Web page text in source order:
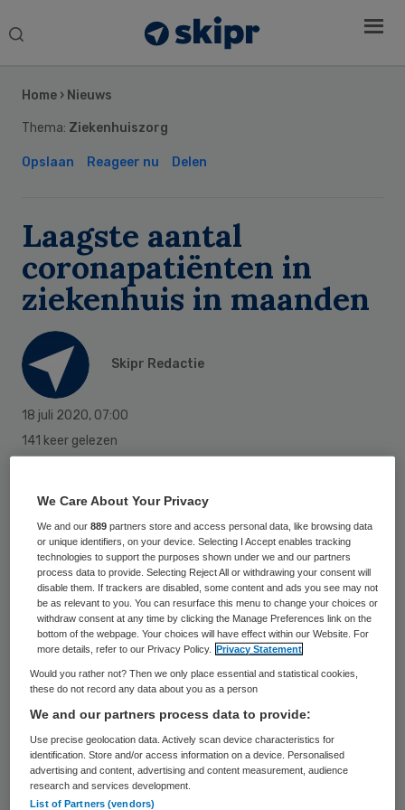
Search
Home › Nieuws
Thema: Ziekenhuiszorg
Opslaan Reageer nu Delen
Laagste aantal
coronapatiënten in
ziekenhuis in maanden
Skipr Redactie
18 juli 2020, 07:00
141 keer gelezen
met het coronavirus. Dat is het laagste
aantal sinds maart. Vorige week donderdag
lagen 91 coronapatiënten in een ziekenhuis.
Daarna volgde een korte opleving naar 118
patiënten maandag, maar sindsdien daalt
het aantal weer.
Op de intensive cares liggen 15
coronapatiënten, evenveel als op
donderdag. Het aantal patiënten op
verpleegafdelingen daalde van 80 naar 73,
Sidebar
We Care About Your Privacy
We and our889 partners store and access personal data, like browsing data
or unique identifiers, on your device. Selecting I Accept enables tracking
technologies to support the purposes shown under we and our partners
process data to provide. Selecting Reject All or withdrawing your consent will
disable them. If trackers are disabled, some content and ads you see may not
be as relevant to you. You can resurface this menu to change your choices or
withdraw consent at any time by clicking the Manage Preferences link on the
bottom of the webpage. Your choices will have effect within our Website. For
more details, refer to our Privacy Policy.
Privacy Statement
Would you rather not? Then we only place essential and statistical cookies,
these do not record any data about you as a person
We and our partners process data to provide:
Use precise geolocation data. Actively scan device characteristics for
identification. Store and/or access information on a device. Personalised
advertising and content, advertising and content measurement, audience
research and services development.
List of Partners (vendors)